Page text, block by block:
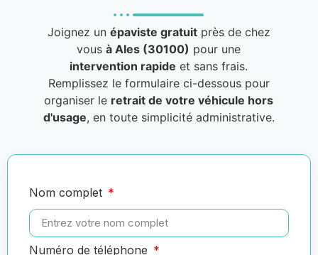
Joignez un épaviste gratuitprès de chez
vousà Ales (30100) pour une
intervention rapide et sans frais.
Remplissez le formulaire ci-dessous pour
organiser le retrait de votre véhicule hors
d'usage, en toute simplicité administrative.
Nom complet
Numéro de téléphone